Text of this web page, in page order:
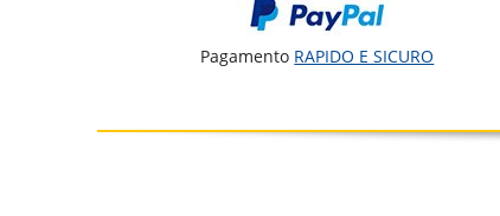
Pagamento RAPIDO E SICURO